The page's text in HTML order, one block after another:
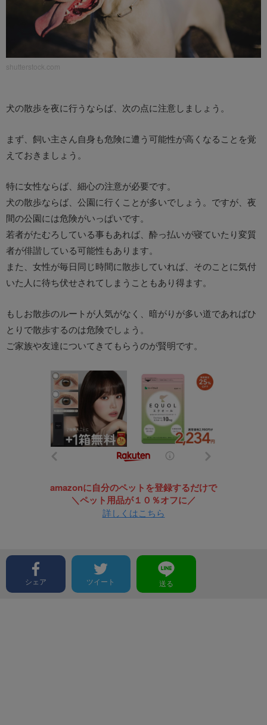
shutterstock.com
犬の散歩を夜に行うならば、次の点に注意しましょう。
まず、飼い主さん自身も危険に遭う可能性が高くなることを覚
えておきましょう。
特に女性ならば、細心の注意が必要です。
犬の散歩ならば、公園に行くことが多いでしょう。ですが、夜
間の公園には危険がいっぱいです。
若者がたむろしている事もあれば、酔っ払いが寝ていたり変質
者が俳諧している可能性もあります。
また、女性が毎日同じ時間に散歩していれば、そのことに気付
いた人に待ち伏せされてしまうこともあり得ます。
もしお散歩のルートが人気がなく、暗がりが多い道であればひ
とりで散歩するのは危険でしょう。
ご家族や友達についてきてもらうのが賢明です。
amazonに自分のペットを登録するだけで
＼ペット用品が１０％オフに／
詳しくはこちら
シェア ツイート 送る